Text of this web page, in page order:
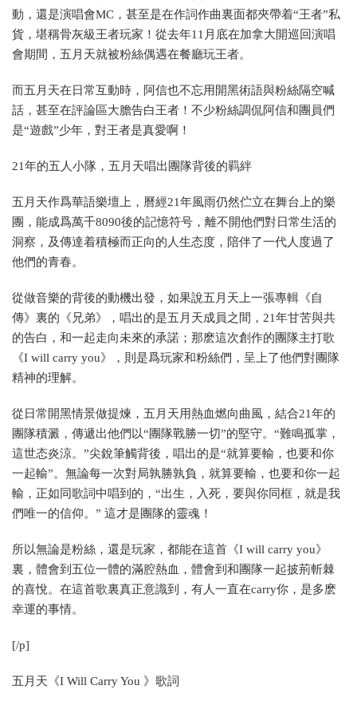
動，還是演唱會MC，甚至是在作詞作曲裏面都夾帶着“王者”私
貨，堪稱骨灰級王者玩家！從去年11月底在加拿大開巡回演唱
會期間，五月天就被粉絲偶遇在餐廳玩王者。
而五月天在日常互動時，阿信也不忘用開黑術語與粉絲隔空喊
話，甚至在評論區大膽告白王者！不少粉絲調侃阿信和團員們
是“遊戲”少年，對王者是真愛啊！
21年的五人小隊，五月天唱出團隊背後的羁絆
五月天作爲華語樂壇上，曆經21年風雨仍然伫立在舞台上的樂
團，能成爲萬千8090後的記憶符号，離不開他們對日常生活的
洞察，及傳達着積極而正向的人生态度，陪伴了一代人度過了
他們的青春。
從做音樂的背後的動機出發，如果說五月天上一張專輯《自
傳》裏的《兄弟》，唱出的是五月天成員之間，21年甘苦與共
的告白，和一起走向未來的承諾；那麽這次創作的團隊主打歌
《I will carry you》，則是爲玩家和粉絲們，呈上了他們對團隊
精神的理解。
從日常開黑情景做提煉，五月天用熱血燃向曲風，結合21年的
團隊積澱，傳遞出他們以“團隊戰勝一切”的堅守。“難鳴孤掌，
這世态炎涼。”尖銳筆觸背後，唱出的是“就算要輸，也要和你
一起輸”。無論每一次對局孰勝孰負，就算要輸，也要和你一起
輸，正如同歌詞中唱到的，“出生，入死，要與你同框，就是我
們唯一的信仰。” 這才是團隊的靈魂！
所以無論是粉絲，還是玩家，都能在這首《I will carry you》
裏，體會到五位一體的滿腔熱血，體會到和團隊一起披荊斬棘
的喜悅。在這首歌裏真正意識到，有人一直在carry你，是多麽
幸運的事情。
[/p]
五月天《I Will Carry You 》歌詞